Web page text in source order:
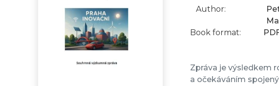
Author:
Book format:
Zpráva je výsledkem
a očekáváním